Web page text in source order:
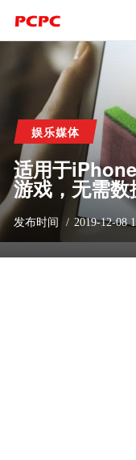
娱乐媒体
适用于
游戏，无需
发布时间 2019-12-08